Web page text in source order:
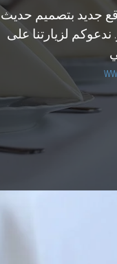
جديد بتصميم حديث
لزيارتنا على